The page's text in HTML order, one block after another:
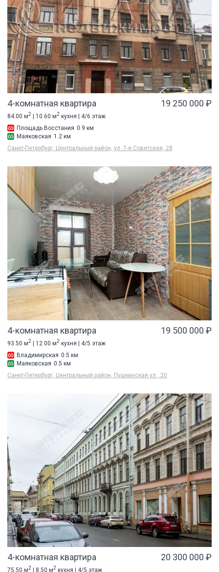
4-комнатная квартира 19 250 000 ₽
84.00 м2 | 10.60 м2 кухня | 4/6 этаж
Площадь Восстания 0.9 км
Маяковская 1.2 км
Санкт-Петербург, Центральный район, ул. 7-я Советская, 28
4-комнатная квартира 19 500 000 ₽
93.50 м2 | 12.00 м2 кухня | 4/5 этаж
Владимирская 0.5 км
Маяковская 0.5 км
Санкт-Петербург, Центральный район, Пушкинская ул., 20
4-комнатная квартира 20 300 000 ₽
75.50 м2 | 8.50 м2 кухня | 4/5 этаж